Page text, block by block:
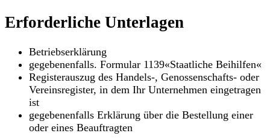
Erforderliche Unterlagen
Betriebserklärung
gegebenenfalls. Formular 1139«Staatliche Beihilfen«
Registerauszug des Handels-, Genossenschafts- oder
Vereinsregister, in dem Ihr Unternehmen eingetragen
ist
gegebenenfalls Erklärung über die Bestellung einer
oder eines Beauftragten